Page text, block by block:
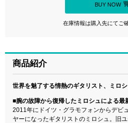
BUY NOW
在庫情報は購入先にてご
商品紹介
世界を魅了する情熱のギタリスト、ミロシ
■腕の故障から復帰したミロシュによる最
2011年にドイツ・グラモフォンからデビ
ヤーになったギタリストのミロシュ。旧